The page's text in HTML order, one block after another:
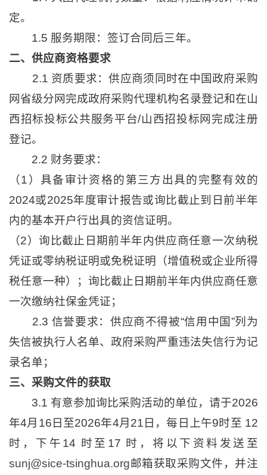
定。
1.5 服务期限：签订合同后三年。
二、供应商资格要求
2.1 资质要求：供应商须同时在中国政府采购
网省级分网完成政府采购代理机构名录登记和在山
西招标投标公共服务平台/山西招投标网完成注册
登记。
2.2 财务要求：
（1）具备审计资格的第三方出具的完整有效的
2024或2025年度审计报告或询比截止到日前半年
内的基本开户行出具的资信证明。
（2）询比截止日期前半年内供应商任意一次纳税
凭证或零纳税证明或免税证明（增值税或企业所得
税任意一种）；询比截止日期前半年内供应商任意
一次缴纳社保金凭证；
2.3 信誉要求：供应商不得被“信用中国”列为
失信被执行人名单、政府采购严重违法失信行为记
录名单；
三、采购文件的获取
3.1 有意参加询比采购活动的单位，请于2026
年4月16日至2026年4月21日，每日上午9时至 12
时，下午14 时至17 时，将以下资料发送至
sunj@sice-tsinghua.org邮箱获取采购文件，并注